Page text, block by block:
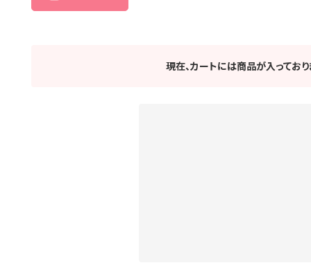
現在、カートには商品が入ってお